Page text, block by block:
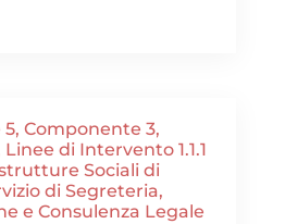
5, Componente 3,
di Intervento 1.1.1
Sociali di
di Segreteria,
e Consulenza Legale